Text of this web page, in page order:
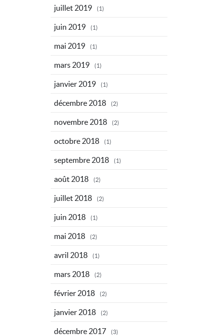
juillet 2019 (1)
juin 2019 (1)
mai 2019 (1)
mars 2019 (1)
janvier 2019 (1)
décembre 2018 (2)
novembre 2018 (2)
octobre 2018 (1)
septembre 2018 (1)
août 2018 (2)
juillet 2018 (2)
juin 2018 (1)
mai 2018 (2)
avril 2018 (1)
mars 2018 (2)
février 2018 (2)
janvier 2018 (2)
décembre 2017 (3)